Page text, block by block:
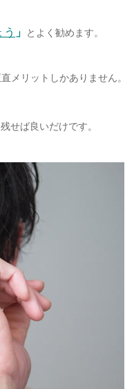
」 とよく勧めます。
メリットしかありません。
せば良いだけです。